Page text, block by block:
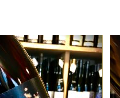
ALSACE
Gewurztraminer et Pinot